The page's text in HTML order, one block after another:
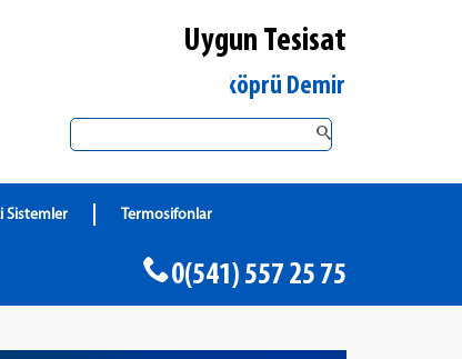
Uygun Tesisat
Edirne Uzunköprü DemirDöküm Yetkili
Sistemler Termosifonlar
0(541) 557 25 75